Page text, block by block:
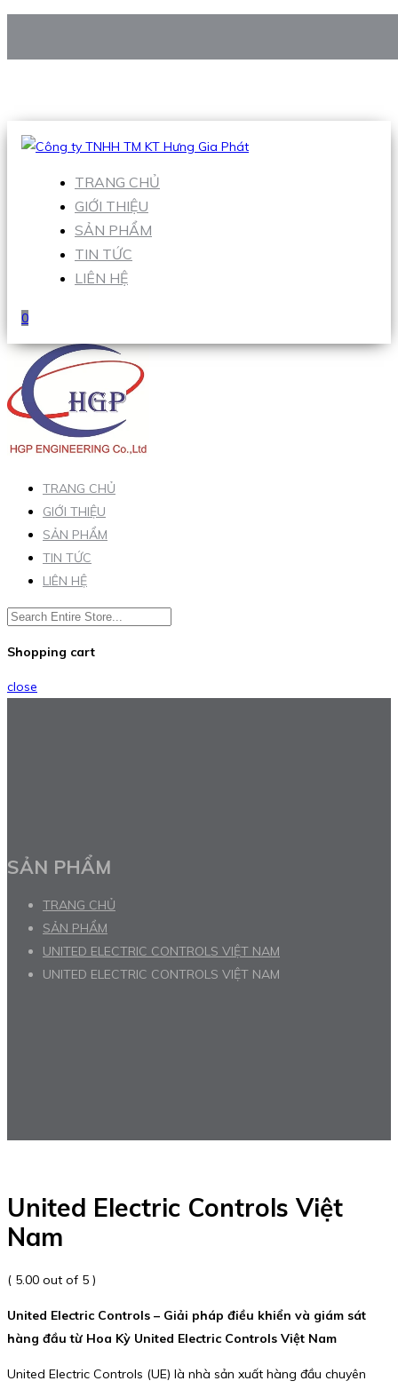
Hotline:0938 906 663
TRANG CHỦ
GIỚI THIỆU
SẢN PHẨM
TIN TỨC
LIÊN HỆ
0
TRANG CHỦ
GIỚI THIỆU
SẢN PHẨM
TIN TỨC
LIÊN HỆ
Shopping cart
close
SẢN PHẨM
TRANG CHỦ
SẢN PHẨM
UNITED ELECTRIC CONTROLS VIỆT NAM
UNITED ELECTRIC CONTROLS VIỆT NAM
United Electric Controls Việt
Nam
( 5.00 out of 5 )
United Electric Controls – Giải pháp điều khiển và giám sát
hàng đầu từ Hoa Kỳ United Electric Controls Việt Nam
United Electric Controls (UE) là nhà sản xuất hàng đầu chuyên